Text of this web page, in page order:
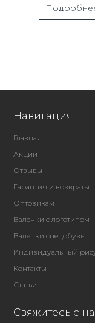
Навигация
Главная
Акции
Отзывы
Гарантия и возвраты
Оптовикам
Валенки с логотипом
Валенки спецобувь
Индивидуальный
Контакты
Статьи
Свяжитесь с